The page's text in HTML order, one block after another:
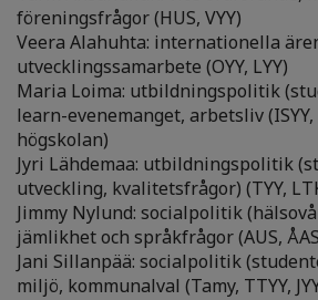
föreningsfrågor (HUS, VYY)
Veera Alahuhta: internationella
utvecklingssamarbete (OYY, LYY)
Maria Loima: utbildningspolitik
learn-evenemanget, arbetsliv
högskolan)
Jyri Lähdemaa: utbildningspolitik
utveckling, kvalitetsfrågor) (TYY,
Jimmy Nylund: socialpolitik
jämlikhet och språkfrågor (AUS,
Jani Sillanpää: socialpolitik
miljö, kommunalval (Tamy, TTYY,